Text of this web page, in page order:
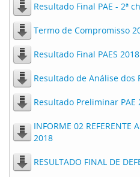
Resultado Final PAE - 2ª
Termo de Compromisso
Resultado Final PAES
Resultado de Análise dos
Resultado Preliminar PAE
INFORME 02 REFERENTE
2018
RESULTADO FINAL DE